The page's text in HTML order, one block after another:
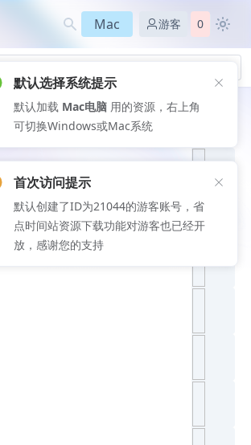
Mac 游客 0
推荐文
默认选择系统提示
默认加载 Mac电脑 用的资源，右上角
可切换Windows或Mac系统
首次访问提示
默认创建了ID为21044的游客账号，省
点时间站资源下载功能对游客也已经开
放，感谢您的支持